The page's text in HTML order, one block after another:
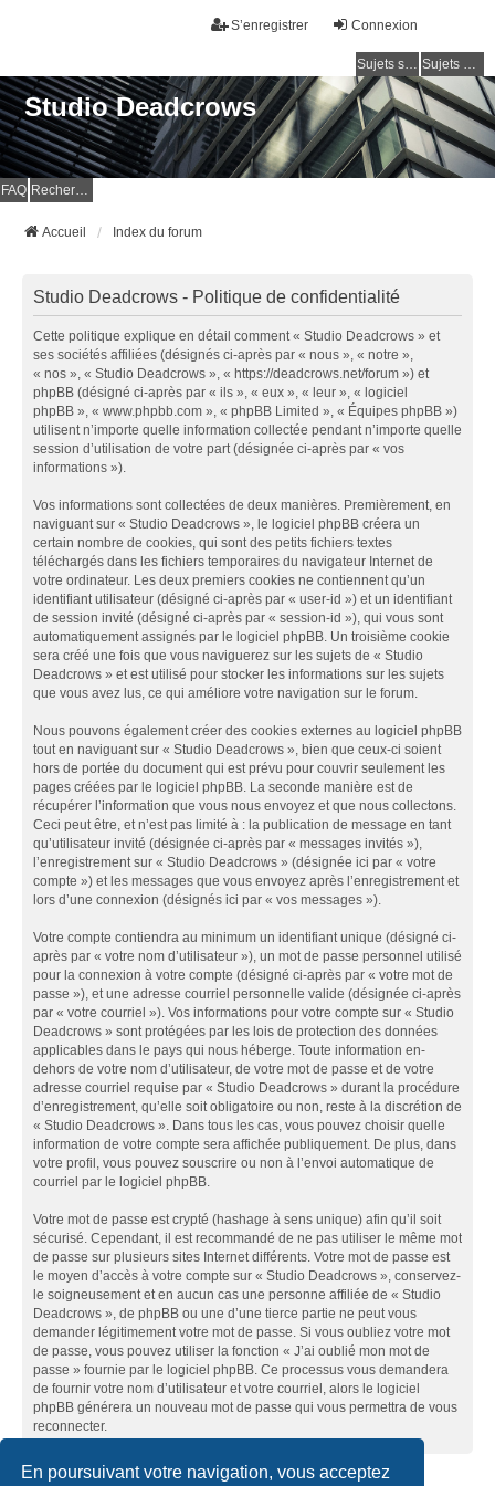
En poursuivant votre navigation, vous acceptez
Connexion
S’enregistrer
Sujets sans réponse Sujets actifs
Studio Deadcrows
FAQ Rechercher
Accueil Index du forum
Studio Deadcrows - Politique de confidentialité
Cette politique explique en détail comment « Studio Deadcrows » et
ses sociétés affiliées (désignés ci-après par « nous », « notre »,
« nos », « Studio Deadcrows », « https://deadcrows.net/forum ») et
phpBB (désigné ci-après par « ils », « eux », « leur », « logiciel
phpBB », « www.phpbb.com », « phpBB Limited », « Équipes phpBB »)
utilisent n’importe quelle information collectée pendant n’importe quelle
session d’utilisation de votre part (désignée ci-après par « vos
informations »).
Vos informations sont collectées de deux manières. Premièrement, en
naviguant sur « Studio Deadcrows », le logiciel phpBB créera un
certain nombre de cookies, qui sont des petits fichiers textes
téléchargés dans les fichiers temporaires du navigateur Internet de
votre ordinateur. Les deux premiers cookies ne contiennent qu’un
identifiant utilisateur (désigné ci-après par « user-id ») et un identifiant
de session invité (désigné ci-après par « session-id »), qui vous sont
automatiquement assignés par le logiciel phpBB. Un troisième cookie
sera créé une fois que vous naviguerez sur les sujets de « Studio
Deadcrows » et est utilisé pour stocker les informations sur les sujets
que vous avez lus, ce qui améliore votre navigation sur le forum.
Nous pouvons également créer des cookies externes au logiciel phpBB
tout en naviguant sur « Studio Deadcrows », bien que ceux-ci soient
hors de portée du document qui est prévu pour couvrir seulement les
pages créées par le logiciel phpBB. La seconde manière est de
récupérer l’information que vous nous envoyez et que nous collectons.
Ceci peut être, et n’est pas limité à : la publication de message en tant
qu’utilisateur invité (désignée ci-après par « messages invités »),
l’enregistrement sur « Studio Deadcrows » (désignée ici par « votre
compte ») et les messages que vous envoyez après l’enregistrement et
lors d’une connexion (désignés ici par « vos messages »).
Votre compte contiendra au minimum un identifiant unique (désigné ci-
après par « votre nom d’utilisateur »), un mot de passe personnel utilisé
pour la connexion à votre compte (désigné ci-après par « votre mot de
passe »), et une adresse courriel personnelle valide (désignée ci-après
par « votre courriel »). Vos informations pour votre compte sur « Studio
Deadcrows » sont protégées par les lois de protection des données
applicables dans le pays qui nous héberge. Toute information en-
dehors de votre nom d’utilisateur, de votre mot de passe et de votre
adresse courriel requise par « Studio Deadcrows » durant la procédure
d’enregistrement, qu’elle soit obligatoire ou non, reste à la discrétion de
« Studio Deadcrows ». Dans tous les cas, vous pouvez choisir quelle
information de votre compte sera affichée publiquement. De plus, dans
votre profil, vous pouvez souscrire ou non à l’envoi automatique de
courriel par le logiciel phpBB.
Votre mot de passe est crypté (hashage à sens unique) afin qu’il soit
sécurisé. Cependant, il est recommandé de ne pas utiliser le même mot
de passe sur plusieurs sites Internet différents. Votre mot de passe est
le moyen d’accès à votre compte sur « Studio Deadcrows », conservez-
le soigneusement et en aucun cas une personne affiliée de « Studio
Deadcrows », de phpBB ou une d’une tierce partie ne peut vous
demander légitimement votre mot de passe. Si vous oubliez votre mot
de passe, vous pouvez utiliser la fonction « J’ai oublié mon mot de
passe » fournie par le logiciel phpBB. Ce processus vous demandera
de fournir votre nom d’utilisateur et votre courriel, alors le logiciel
phpBB générera un nouveau mot de passe qui vous permettra de vous
reconnecter.